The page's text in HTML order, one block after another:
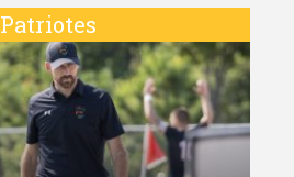
Patriotes